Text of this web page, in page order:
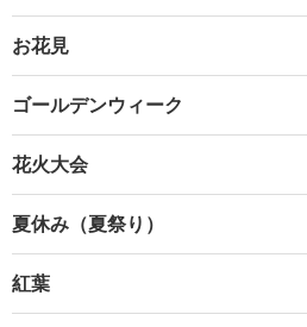
お花見
ゴールデンウィーク
花火大会
夏休み（夏祭り）
紅葉